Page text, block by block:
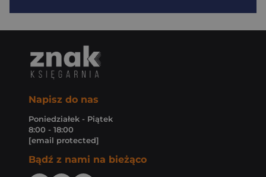
Napisz do nas
Poniedziałek - Piątek
8:00 - 18:00
[email protected]
Bądź z nami na bieżąco